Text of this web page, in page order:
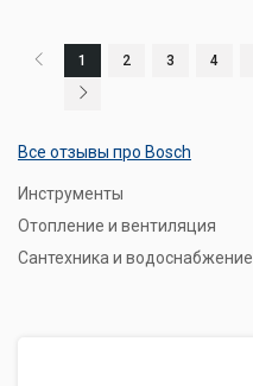
1 2 3 4
Все отзывы про Bosch
Инструменты
Отопление и вентиляция
Сантехника и водоснабжение